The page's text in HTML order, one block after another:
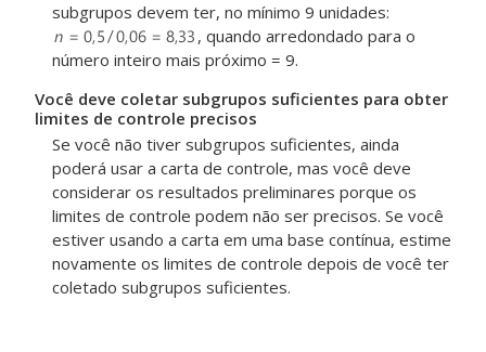
subgrupos devem ter, no mínimo 9 unidades:
, quando arredondado para o
número inteiro mais próximo = 9.
Você deve coletar subgrupos suficientes para obter
limites de controle precisos
Se você não tiver subgrupos suficientes, ainda
poderá usar a carta de controle, mas você deve
considerar os resultados preliminares porque os
limites de controle podem não ser precisos. Se você
estiver usando a carta em uma base contínua, estime
novamente os limites de controle depois de você ter
coletado subgrupos suficientes.